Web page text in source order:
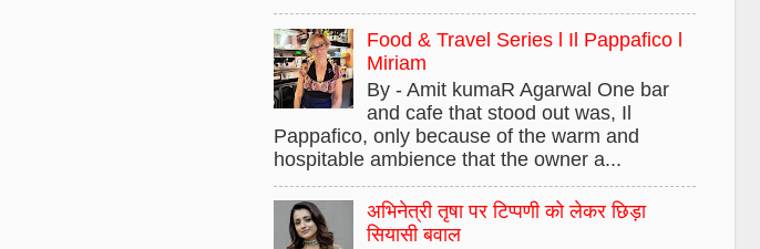
Food & Travel Series l Il Pappafico l
Miriam
By - Amit kumaR Agarwal One bar
and cafe that stood out was, Il
Pappafico, only because of the warm and
hospitable ambience that the owner a...
अभिनेत्री तृषा पर टिप्पणी को लेकर छिड़ा
सियासी बवाल